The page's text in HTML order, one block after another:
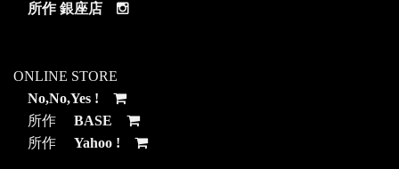
所作 銀座店
ONLINE STORE
No,No,Yes !
所作 BASE
所作 Yahoo !